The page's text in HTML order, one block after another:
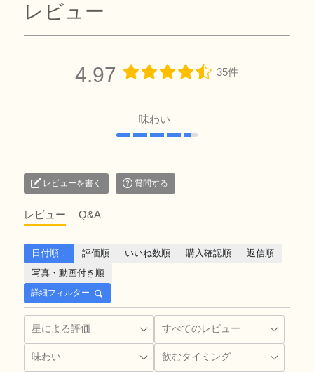
レビュー
4.97 35件
味わい
レビューを書く 質問する
レビュー Q&A
詳細フィルター
日付順 ↓ 評価順 いいね数順 購入確認順
返信順
写真・動画付き順